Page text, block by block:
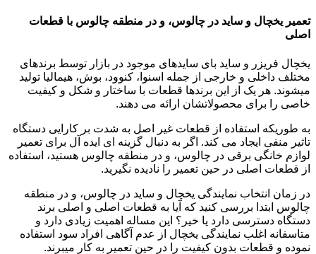
تعمیر یخچال و ساید در چالوس، و در منطقه چالوس با قطعات
اصلی
یخچال فریزر و ساید بای سایدهای موجود در بازار توسط برندهای
مختلف داخلی و خارجی از جمله اسنوا، کنوود، بوش، هیمالیا تولید
میشوند. هر یک از این برندها قطعات با ساختار و شکل و کیفیت
خاصی را برای محصولاتشان ارائه می دهند.
به طوریکه استفاده از قطعات غیر اصل به شدت بر کارایی دستگاه
تاثیر منفی ایجاد می کند. اگر به دنبال گزینه ای ایده آل برای تعمیر
لوازم خانگی برقی در چالوس، و در منطقه چالوس هستید، استفاده
از قطعات اصلی در حین تعمیر را نادیده نگیرید.
در زمان انتخاب نمایندگی یخچال و ساید در چالوس، و در منطقه
چالوس ابتدا بررسی کنید که آیا به قطعات اصلی و اصلی برند
دستگاه دسترسی دارد یا خیر؟ این مساله اهمیت زیادی دارد و
متاسفانه اغلب نمایندگی یخچال از عدم آگاهی افراد سود استفاده
نموده و قطعات بدون کیفیت را در حین تعمیر به کار میبرند.